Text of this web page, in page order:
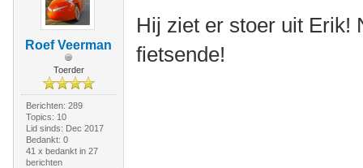
Roef Veerman
Toerder
Berichten: 289
Topics: 10
Lid sinds: Dec 2017
Bedankt: 0
41 x bedankt in 27
berichten
Hij ziet er stoer uit Erik!
fietsende!